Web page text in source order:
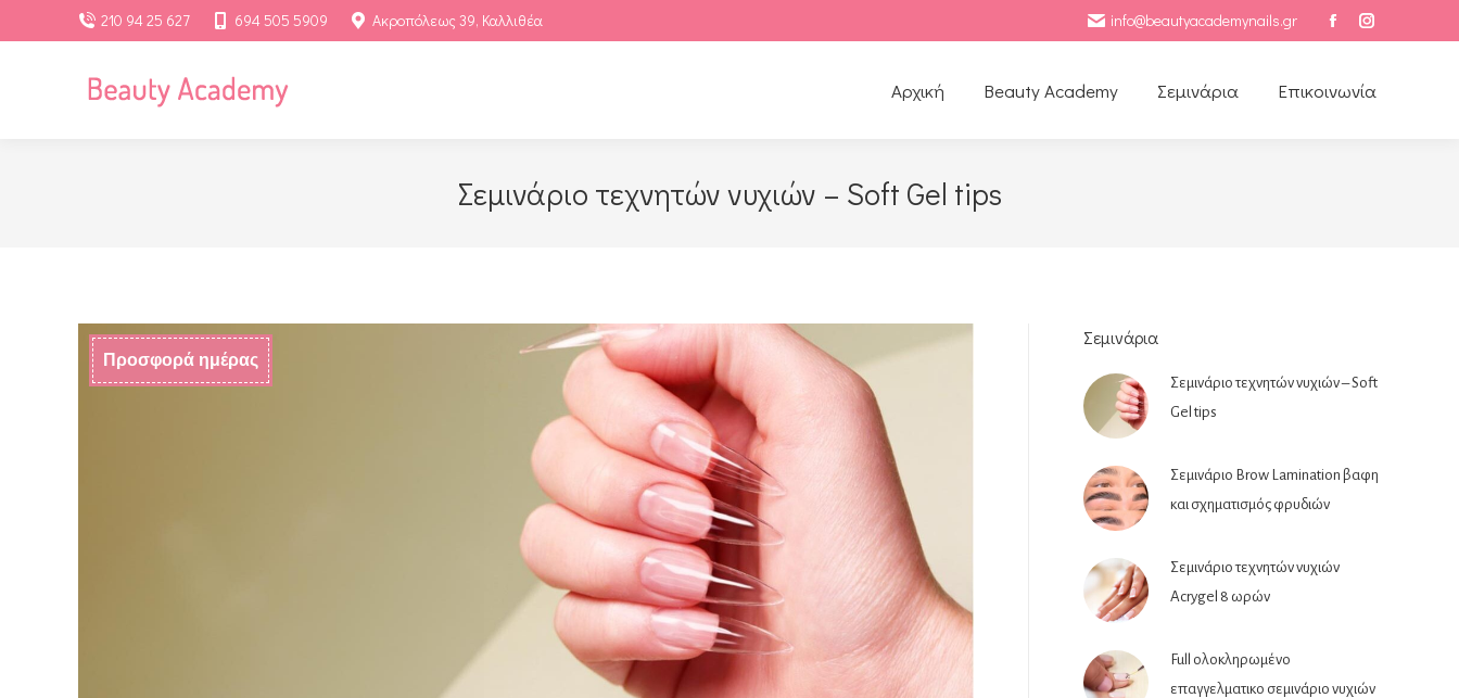
210 94 25 627 694 505 5909 Ακροπόλεως 39, Καλλιθέα info@beautyacademynails.gr
FacebookInstagram
Αρχική Beauty Academy Σεμινάρια Επικοινωνία
Σεμινάριο τεχνητών νυχιών – Soft Gel tips
Προσφορά ημέρας
Σεμινάρια
Σεμινάριο τεχνητών νυχιών – Soft
Gel tips
Σεμινάριο Brow Lamination βαφη
και σχηματισμός φρυδιών
Σεμινάριο τεχνητών νυχιών
Acrygel 8 ωρών
Full ολοκληρωμένο
επαγγελματικο σεμινάριο νυχιών